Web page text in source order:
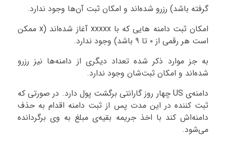
گرفته باشد) رزرو شده‌اند و امکان ثبت آن‌ها وجود ندارد.
امکان ثبت دامنه هایی که با xxxxx آغاز شده‌اند (x ممکن
است هر رقمی از ۰ تا ۹ باشد) وجود ندارد.
به جز موارد ذکر شده تعداد دیگری از دامنه‌ها نیز رزرو
شده‌اند و امکان ثبت‌شان وجود ندارد.
دامنه‌ی US چهار روز گارانتی برگشت پول دارد. در صورتی که
ثبت کننده در این مدت پس از ثبت دامنه اقدام به حذف
دامنه‌اش کند با اخذ جریمه بقیه‌ی مبلغ به وی برگردانده
می‌شود.